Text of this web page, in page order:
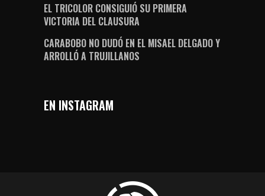
EL TRICOLOR CONSIGUIÓ SU PRIMERA
VICTORIA DEL CLAUSURA
CARABOBO NO DUDÓ EN EL MISAEL DELGADO Y
ARROLLÓ A TRUJILLANOS
EN INSTAGRAM